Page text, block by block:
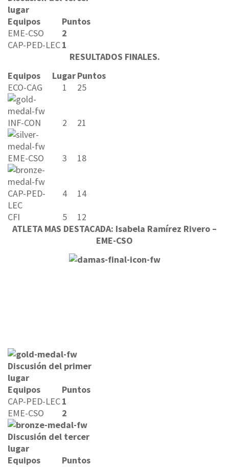
lugar
Equipos
Puntos
EME-CSO
2
CAP-PED-LEC1
RESULTADOS FINALES.
Equipos
LugarPuntos
ECO-CAG
1 25
INF-CON 2 21
EME-CSO 3 18
CAP-PED-
LEC
4
14
CFI
5
12
ATLETA MAS DESTACADA: Isabela Ramírez Rivero –
EME-CSO
Discusión del primer
lugar
Equipos
Puntos
CAP-PED-LEC1
EME-CSO
2
Discusión del tercer
lugar
Equipos
Puntos